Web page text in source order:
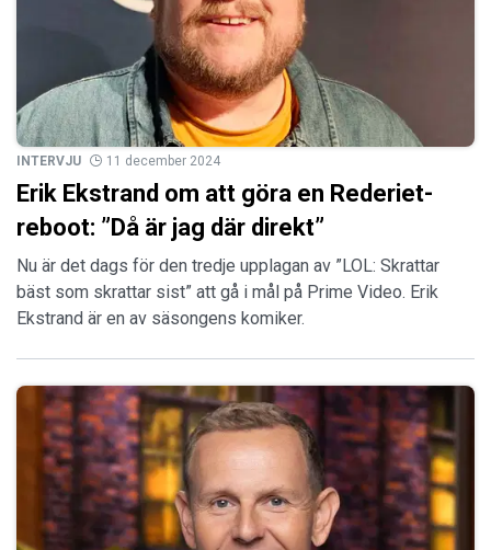
INTERVJU 11 december 2024
Erik Ekstrand om att göra en Rederiet-
reboot: ”Då är jag där direkt”
Nu är det dags för den tredje upplagan av ”LOL: Skrattar
bäst som skrattar sist” att gå i mål på Prime Video. Erik
Ekstrand är en av säsongens komiker.